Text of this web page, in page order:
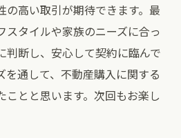
の高い取引が期待できます。最
スタイルや家族のニーズに合っ
判断し、安心して契約に臨んで
を通して、不動産購入に関する
ことと思います。次回もお楽し